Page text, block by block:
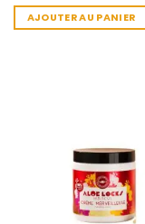
AJOUTER AU PANIER